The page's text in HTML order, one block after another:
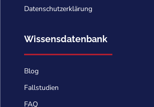
Datenschutzerklärung
Wissensdatenbank
Blog
Fallstudien
FAQ